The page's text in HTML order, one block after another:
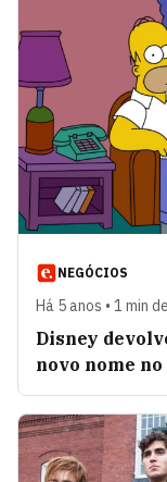
NEGÓCIOS
Há 5 anos • 1 min
Disney
novo nome